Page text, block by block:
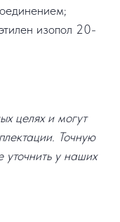
изопол 20-
целях и могут
Точную
у наших